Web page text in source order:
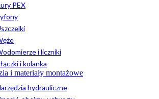
PEX
i liczniki
i kolanka
i materiały montażowe
hydrauliczne